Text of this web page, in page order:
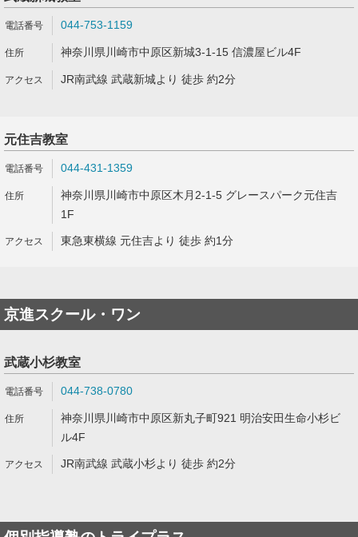
044-753-1159
神奈川県川崎市中原区新城3-1-15 信濃屋ビル4F
JR南武線 武蔵新城より 徒歩 約2分
元住吉教室
044-431-1359
神奈川県川崎市中原区木月2-1-5 グレースパーク元住吉
1F
東急東横線 元住吉より 徒歩 約1分
京進スクール・ワン
武蔵小杉教室
044-738-0780
神奈川県川崎市中原区新丸子町921 明治安田生命小杉ビ
ル4F
JR南武線 武蔵小杉より 徒歩 約2分